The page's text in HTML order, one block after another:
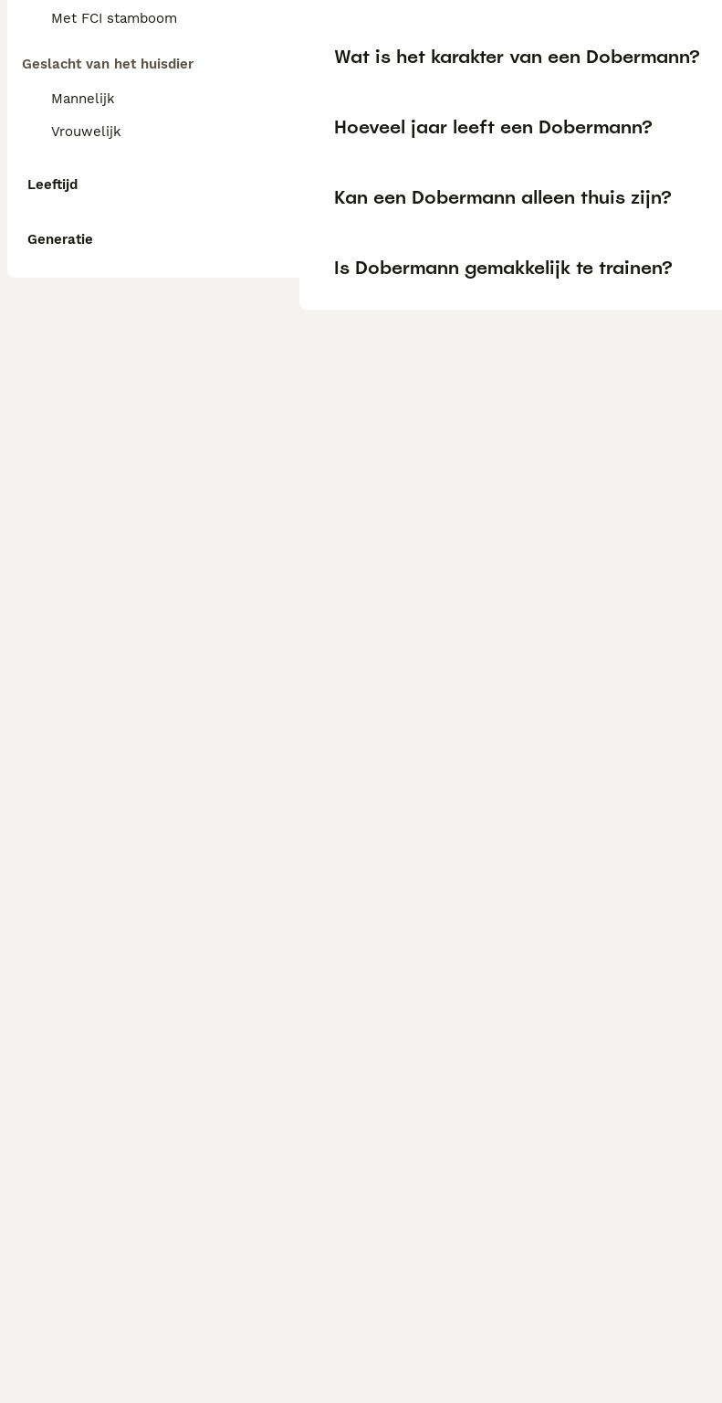
Met FCI stamboom
Geslacht van het huisdier
Mannelijk
Vrouwelijk
Leeftijd
Generatie
Wat is het karakter van een Dobermann?
Hoeveel jaar leeft een Dobermann?
Kan een Dobermann alleen thuis zijn?
Is Dobermann gemakkelijk te trainen?